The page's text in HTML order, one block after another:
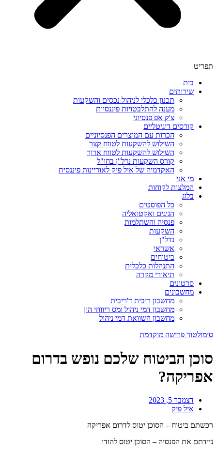
תפריט
בית
שירותים
תכנון כלכלי לניהול נכסים והשקעות
מענה להתלבטויות פיננסיות
צ'ק אפ פנסיוני
קורסים דיגיטליים
הכרות עם המוצרים הפנסיוניים
השילוש להשקעות לטווח קצר
השילוש להשקעות לטווח ארוך
קורס השקעות נדל"ן בחו"ל
האקדמיה של איל פיק לאוריינות פיננסית
מי אני
המלצות לקוחות
בלוג
כל הפוסטים
הגיגים ואקטואליה
פנסיה והשתלמות
השקעות
נדל"ן
אשראי
ביטוחים
התנהלות כלכלית
תיאורי מקרה
סרטונים
מחשבונים
מחשבון ריבית ד'ריבית
מחשבון דמי ניהול ומס ריווחי הון
מחשבון השוואת דמי ניהול
סימולטור פרישה מוקדמת
סוכן הביטוח שלכם נופש בדרום
אפריקה?
דצמבר 5, 2023
איל פיק
רכשתם ביטוח – הסוכן יטוס לדרום אפריקה
ניידתם את הפנסיה – הסוכן יטוס להודו